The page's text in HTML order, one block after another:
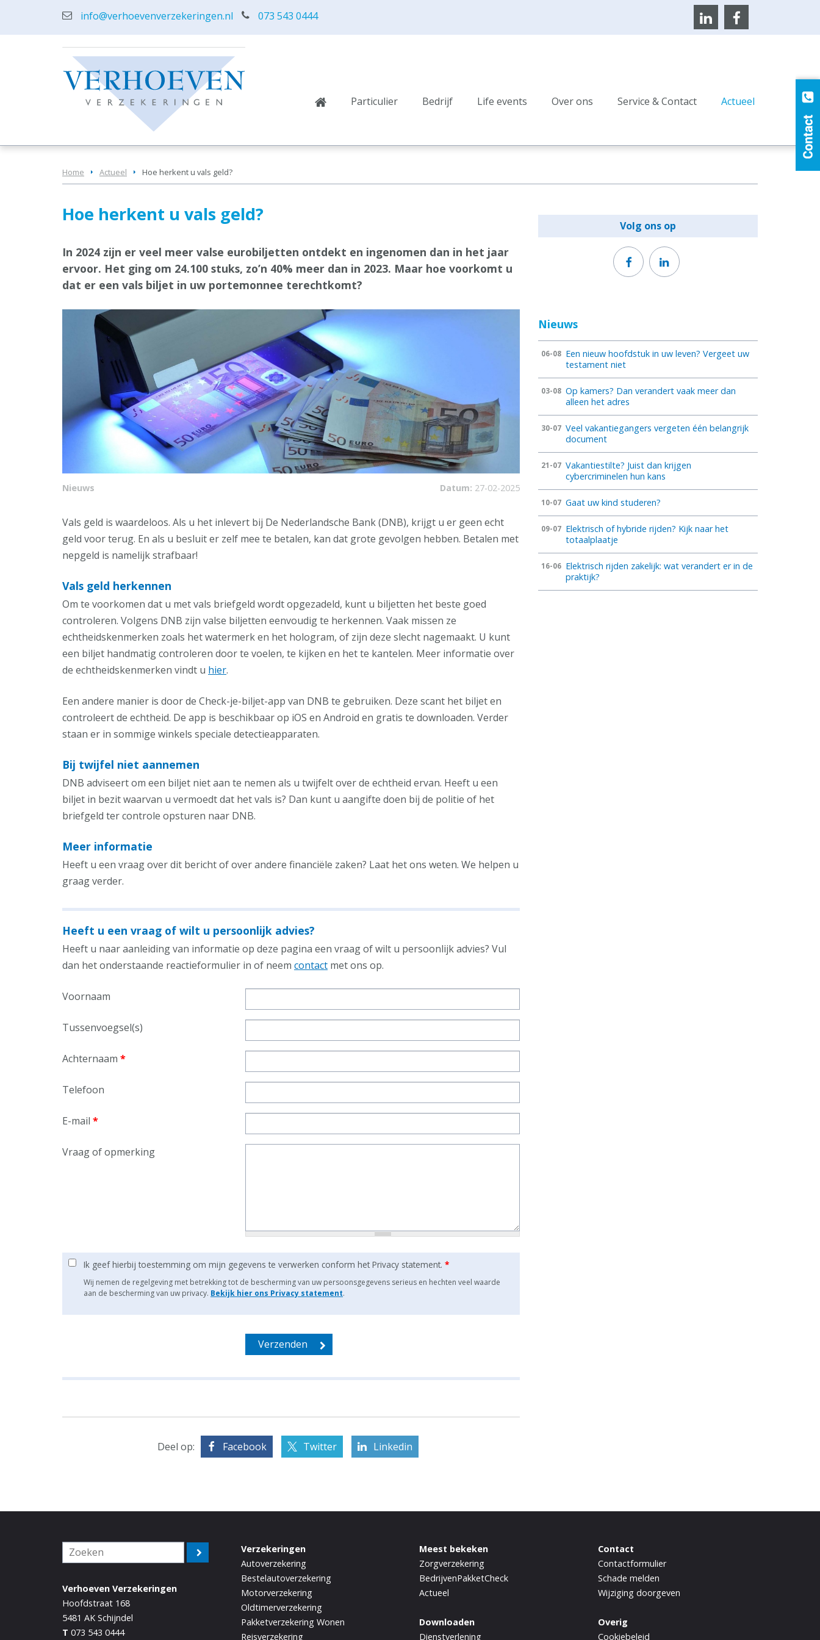
info@verhoevenverzekeringen.nl 073 543 0444
Particulier Bedrijf Life events Over ons Service & Contact Actueel
Home Actueel Hoe herkent u vals geld?
Hoe herkent u vals geld?
In 2024 zijn er veel meer valse eurobiljetten ontdekt en ingenomen dan in het jaar
ervoor. Het ging om 24.100 stuks, zo’n 40% meer dan in 2023. Maar hoe voorkomt u
dat er een vals biljet in uw portemonnee terechtkomt?
Nieuws Datum: 27-02-2025
Vals geld is waardeloos. Als u het inlevert bij De Nederlandsche Bank (DNB), krijgt u er geen echt
geld voor terug. En als u besluit er zelf mee te betalen, kan dat grote gevolgen hebben. Betalen met
nepgeld is namelijk strafbaar!
Vals geld herkennen
Om te voorkomen dat u met vals briefgeld wordt opgezadeld, kunt u biljetten het beste goed
controleren. Volgens DNB zijn valse biljetten eenvoudig te herkennen. Vaak missen ze
echtheidskenmerken zoals het watermerk en het hologram, of zijn deze slecht nagemaakt. U kunt
een biljet handmatig controleren door te voelen, te kijken en het te kantelen. Meer informatie over
de echtheidskenmerken vindt u hier.
Een andere manier is door de Check-je-biljet-app van DNB te gebruiken. Deze scant het biljet en
controleert de echtheid. De app is beschikbaar op iOS en Android en gratis te downloaden. Verder
staan er in sommige winkels speciale detectieapparaten.
Bij twijfel niet aannemen
DNB adviseert om een biljet niet aan te nemen als u twijfelt over de echtheid ervan. Heeft u een
biljet in bezit waarvan u vermoedt dat het vals is? Dan kunt u aangifte doen bij de politie of het
briefgeld ter controle opsturen naar DNB.
Meer informatie
Heeft u een vraag over dit bericht of over andere financiële zaken? Laat het ons weten. We helpen u
graag verder.
Heeft u een vraag of wilt u persoonlijk advies?
Heeft u naar aanleiding van informatie op deze pagina een vraag of wilt u persoonlijk advies? Vul
dan het onderstaande reactieformulier in of neem contact met ons op.
Voornaam
Tussenvoegsel(s)
Achternaam *
Telefoon
E-mail *
Vraag of opmerking
Ik geef hierbij toestemming om mijn gegevens te verwerken conform het Privacy statement. *
Wij nemen de regelgeving met betrekking tot de bescherming van uw persoonsgegevens serieus en hechten veel waarde
aan de bescherming van uw privacy. Bekijk hier ons Privacy statement.
Deel op: Facebook Twitter Linkedin
Volg ons op
Nieuws
06-08 Een nieuw hoofdstuk in uw leven? Vergeet uw
testament niet
03-08 Op kamers? Dan verandert vaak meer dan
alleen het adres
30-07 Veel vakantiegangers vergeten één belangrijk
document
21-07 Vakantiestilte? Juist dan krijgen
cybercriminelen hun kans
10-07 Gaat uw kind studeren?
09-07 Elektrisch of hybride rijden? Kijk naar het
totaalplaatje
16-06 Elektrisch rijden zakelijk: wat verandert er in de
praktijk?
Verhoeven Verzekeringen
Hoofdstraat 168
5481 AK Schijndel
T 073 543 0444
Verzekeringen
Autoverzekering
Bestelautoverzekering
Motorverzekering
Oldtimerverzekering
Pakketverzekering Wonen
Reisverzekering
Meest bekeken
Zorgverzekering
BedrijvenPakketCheck
Actueel
Downloaden
Dienstverlening
Contact
Contactformulier
Schade melden
Wijziging doorgeven
Overig
Cookiebeleid